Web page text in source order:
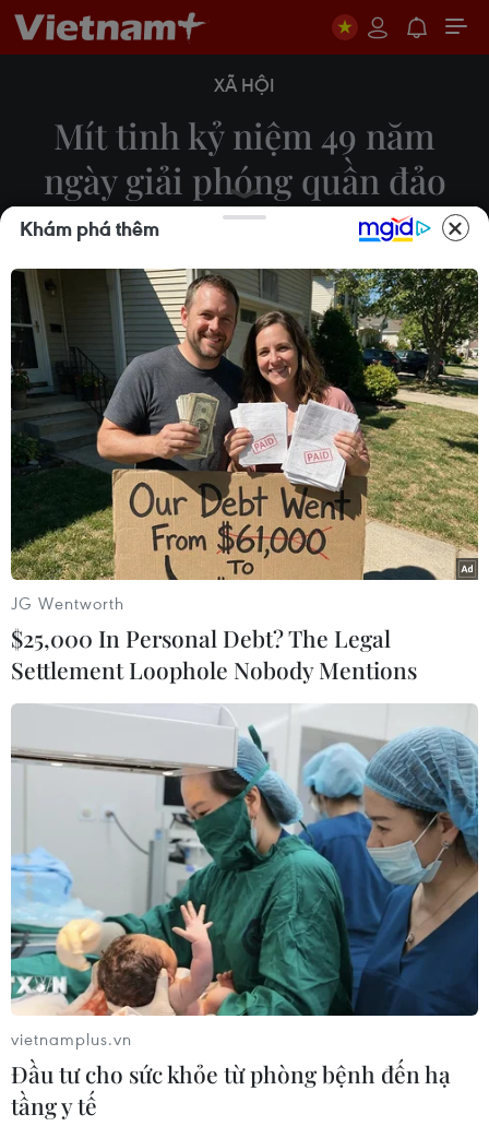
XÃ HỘI
Mít tinh kỷ niệm 49 năm
ngày giải phóng quần đảo
Trường Sa
Hạnh Nguyễn
30/04/2024 10:35
Cách đây 49 năm, ngày 29/4/1975, các chiến sỹ
Quân chủng Hải quân Việt Nam đã thần tốc, táo
bạo, bất ngờ, tranh thủ thời cơ tấn công giải
phóng các đảo thuộc quần đảo Trường Sa.
Quân và dân huyện đảo Trường Sa nâng cao năng lực bảo vệ
chủ quyền của Tổ quốc. (Ảnh: Vietnam+)
Khám phá thêm
JG Wentworth
$25,000 In Personal Debt? The Legal
Settlement Loophole Nobody Mentions
vietnamplus.vn
Đầu tư cho sức khỏe từ phòng bệnh đến hạ
tầng y tế